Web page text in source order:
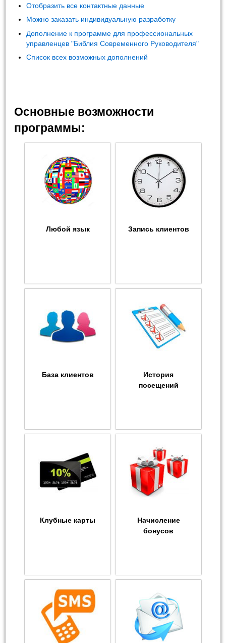
Отобразить все контактные данные
Можно заказать индивидуальную разработку
Дополнение к программе для профессиональных
управленцев "Библия Современного Руководителя"
Список всех возможных дополнений
Основные возможности
программы:
Любой язык Запись клиентов
База клиентов
История
посещений
Клубные карты
Начисление
бонусов